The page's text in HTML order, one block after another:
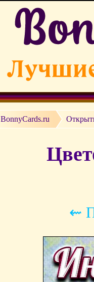
BonnyCards.ru
⇜